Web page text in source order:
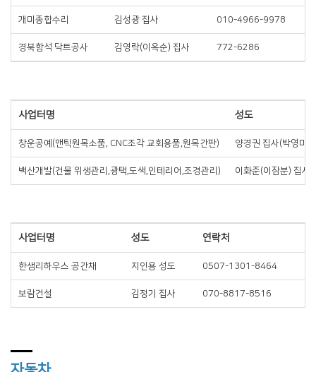
개미종합수리 김성광 집사 010-4966-9978
경북함석 닥트공사 김영락(이옥순) 집사 772-6286
사업터명 성도
창운공예(앤틱원목소품, CNC조각 교회용품,원목간판) 양경권 집사(박영미
백산개발(건물 위생관리,광택,도색,인테리어,조경관리) 이화준(이잠분) 집사
사업터명 성도 연락처
한샘리하우스 공간채 지인용 성도 0507-1301-8464
보람건설 김정기 집사 070-8817-8516